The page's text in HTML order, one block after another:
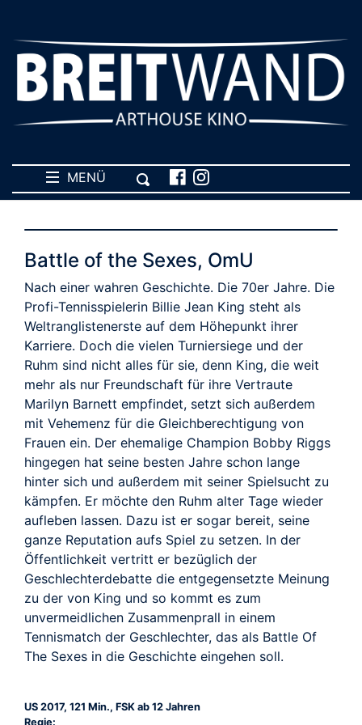
MENÜ
TRAILER
Battle of the Sexes, OmU
Nach einer wahren Geschichte. Die 70er Jahre. Die
Profi-Tennisspielerin Billie Jean King steht als
Weltranglistenerste auf dem Höhepunkt ihrer
Karriere. Doch die vielen Turniersiege und der
Ruhm sind nicht alles für sie, denn King, die weit
mehr als nur Freundschaft für ihre Vertraute
Marilyn Barnett empfindet, setzt sich außerdem
mit Vehemenz für die Gleichberechtigung von
Frauen ein. Der ehemalige Champion Bobby Riggs
hingegen hat seine besten Jahre schon lange
hinter sich und außerdem mit seiner Spielsucht zu
kämpfen. Er möchte den Ruhm alter Tage wieder
aufleben lassen. Dazu ist er sogar bereit, seine
ganze Reputation aufs Spiel zu setzen. In der
Öffentlichkeit vertritt er bezüglich der
Geschlechterdebatte die entgegensetzte Meinung
zu der von King und so kommt es zum
unvermeidlichen Zusammenprall in einem
Tennismatch der Geschlechter, das als Battle Of
The Sexes in die Geschichte eingehen soll.
US 2017, 121 Min., FSK ab 12 Jahren
Regie: